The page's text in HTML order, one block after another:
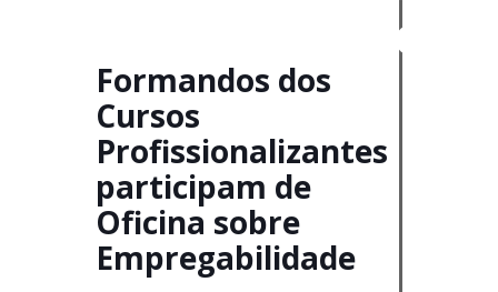
Empregabilidade
Formandos dos
Cursos
Profissionalizantes
participam de
Oficina sobre
Empregabilidade